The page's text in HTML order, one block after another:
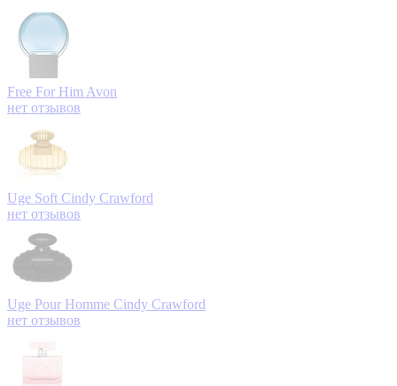
Free For Him Avon
нет отзывов
Uge Soft Cindy Crawford
нет отзывов
Uge Pour Homme Cindy Crawford
нет отзывов